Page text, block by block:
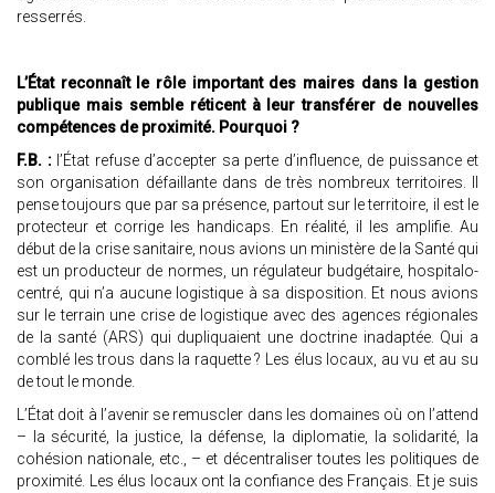
resserrés.
L’État reconnaît le rôle important des maires dans la gestion
publique mais semble réticent à leur transférer de nouvelles
compétences de proximité. Pourquoi ?
F.B. : l’État refuse d’accepter sa perte d’influence, de puissance et
son organisation défaillante dans de très nombreux territoires. Il
pense toujours que par sa présence, partout sur le territoire, il est le
protecteur et corrige les handicaps. En réalité, il les amplifie. Au
début de la crise sanitaire, nous avions un ministère de la Santé qui
est un producteur de normes, un régulateur budgétaire, hospitalo-
centré, qui n’a aucune logistique à sa disposition. Et nous avions
sur le terrain une crise de logistique avec des agences régionales
de la santé (ARS) qui dupliquaient une doctrine inadaptée. Qui a
comblé les trous dans la raquette ? Les élus locaux, au vu et au su
de tout le monde.
L’État doit à l’avenir se remuscler dans les domaines où on l’attend
– la sécurité, la justice, la défense, la diplomatie, la solidarité, la
cohésion nationale, etc., – et décentraliser toutes les politiques de
proximité. Les élus locaux ont la confiance des Français. Et je suis